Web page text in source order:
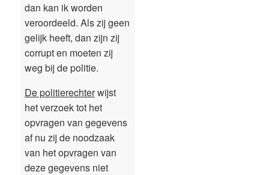
dan kan ik worden
veroordeeld. Als zij geen
gelijk heeft, dan zijn zij
corrupt en moeten zij
weg bij de politie.
De politierechterwijst
het verzoek tot het
opvragen van gegevens
af nu zij de noodzaak
van het opvragen van
deze gegevens niet